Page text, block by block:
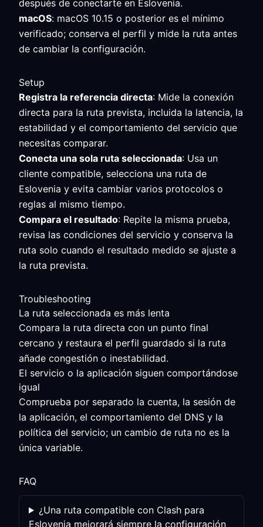
después de conectarte en Eslovenia.
macOS: macOS 10.15 o posterior es el mínimo
verificado; conserva el perfil y mide la ruta antes
de cambiar la configuración.
Setup
Registra la referencia directa: Mide la conexión
directa para la ruta prevista, incluida la latencia, la
estabilidad y el comportamiento del servicio que
necesitas comparar.
Conecta una sola ruta seleccionada: Usa un
cliente compatible, selecciona una ruta de
Eslovenia y evita cambiar varios protocolos o
reglas al mismo tiempo.
Compara el resultado: Repite la misma prueba,
revisa las condiciones del servicio y conserva la
ruta solo cuando el resultado medido se ajuste a
la ruta prevista.
Troubleshooting
La ruta seleccionada es más lenta
Compara la ruta directa con un punto final
cercano y restaura el perfil guardado si la ruta
añade congestión o inestabilidad.
El servicio o la aplicación siguen comportándose
igual
Comprueba por separado la cuenta, la sesión de
la aplicación, el comportamiento del DNS y la
política del servicio; un cambio de ruta no es la
única variable.
FAQ
¿Una ruta compatible con Clash para
Eslovenia mejorará siempre la configuración